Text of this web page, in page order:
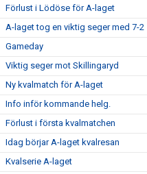
Förlust i Lödöse för A-laget
A-laget tog en viktig seger med 7-2
Gameday
Viktig seger mot Skillingaryd
Ny kvalmatch för A-laget
Info inför kommande helg.
Förlust i första kvalmatchen
Idag börjar A-laget kvalresan
Kvalserie A-laget